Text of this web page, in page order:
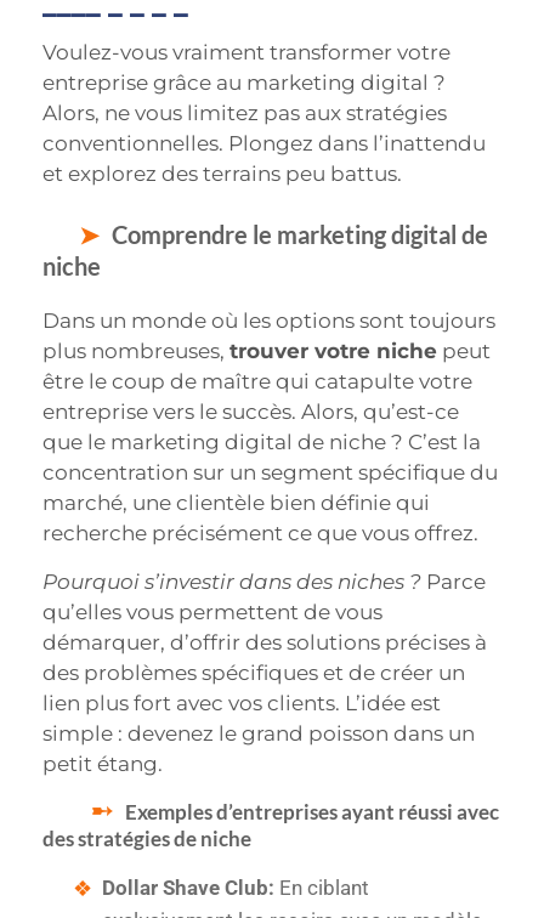
Voulez-vous vraiment transformer votre
entreprise grâce au marketing digital ?
Alors, ne vous limitez pas aux stratégies
conventionnelles. Plongez dans l’inattendu
et explorez des terrains peu battus.
Comprendre le marketing digital de
niche
Dans un monde où les options sont toujours
plus nombreuses, trouver votre niche peut
être le coup de maître qui catapulte votre
entreprise vers le succès. Alors, qu’est-ce
que le marketing digital de niche ? C’est la
concentration sur un segment spécifique du
marché, une clientèle bien définie qui
recherche précisément ce que vous offrez.
Pourquoi s’investir dans des niches ? Parce
qu’elles vous permettent de vous
démarquer, d’offrir des solutions précises à
des problèmes spécifiques et de créer un
lien plus fort avec vos clients. L’idée est
simple : devenez le grand poisson dans un
petit étang.
Exemples d’entreprises ayant réussi avec
des stratégies de niche
Dollar Shave Club: En ciblant